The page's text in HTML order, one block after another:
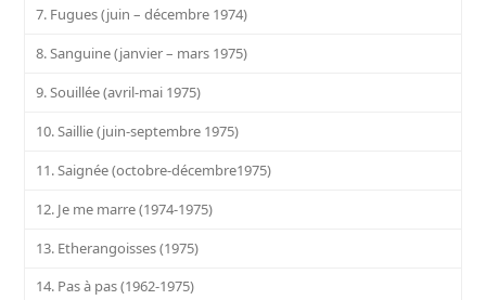
7. Fugues (juin – décembre 1974)
8. Sanguine (janvier – mars 1975)
9. Souillée (avril-mai 1975)
10. Saillie (juin-septembre 1975)
11. Saignée (octobre-décembre1975)
12. Je me marre (1974-1975)
13. Etherangoisses (1975)
14. Pas à pas (1962-1975)